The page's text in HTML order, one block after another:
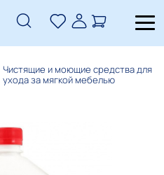
Чистящие и моющие средства для
ухода за мягкой мебелью